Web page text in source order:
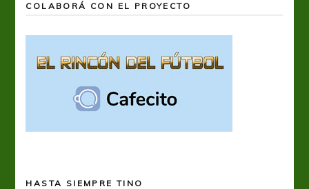
COLABORÁ CON EL PROYECTO
HASTA SIEMPRE TINO